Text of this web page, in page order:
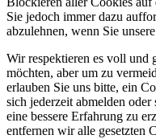
Sie jedoch immer dazu
abzulehnen, wenn Sie
Wir respektieren es voll und
möchten, aber um zu
erlauben Sie uns bitte, ein
sich jederzeit abmelden
eine bessere Erfahrung zu
entfernen wir alle gesetzten